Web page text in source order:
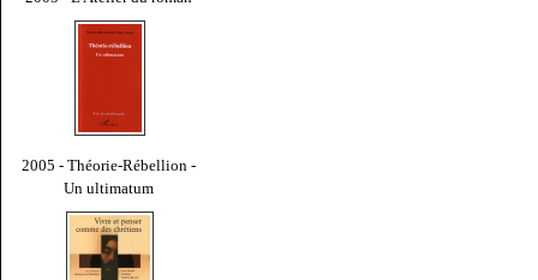
2005 - Théorie-Rébellion -
Un ultimatum